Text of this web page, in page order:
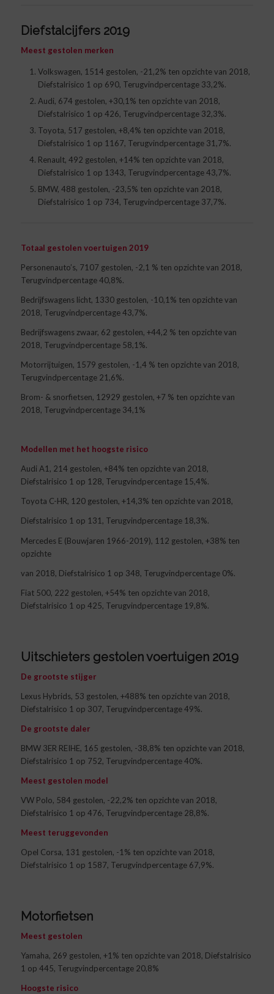
Diefstalcijfers 2019
Meest gestolen merken
Volkswagen, 1514 gestolen, -21,2% ten opzichte van 2018,
Diefstalrisico 1 op 690, Terugvindpercentage 33,2%.
Audi, 674 gestolen, +30,1% ten opzichte van 2018,
Diefstalrisico 1 op 426, Terugvindpercentage 32,3%.
Toyota, 517 gestolen, +8,4% ten opzichte van 2018,
Diefstalrisico 1 op 1167, Terugvindpercentage 31,7%.
Renault, 492 gestolen, +14% ten opzichte van 2018,
Diefstalrisico 1 op 1343, Terugvindpercentage 43,7%.
BMW, 488 gestolen, -23,5% ten opzichte van 2018,
Diefstalrisico 1 op 734, Terugvindpercentage 37,7%.
Totaal gestolen voertuigen 2019
Personenauto’s, 7107 gestolen, -2,1 % ten opzichte van 2018,
Terugvindpercentage 40,8%.
Bedrijfswagens licht, 1330 gestolen, -10,1% ten opzichte van
2018, Terugvindpercentage 43,7%.
Bedrijfswagens zwaar, 62 gestolen, +44,2 % ten opzichte van
2018, Terugvindpercentage 58,1%.
Motorrijtuigen, 1579 gestolen, -1,4 % ten opzichte van 2018,
Terugvindpercentage 21,6%.
Brom- & snorfietsen, 12929 gestolen, +7 % ten opzichte van
2018, Terugvindpercentage 34,1%
Modellen met het hoogste risico
Audi A1, 214 gestolen, +84% ten opzichte van 2018,
Diefstalrisico 1 op 128, Terugvindpercentage 15,4%.
Toyota C-HR, 120 gestolen, +14,3% ten opzichte van 2018,
Diefstalrisico 1 op 131, Terugvindpercentage 18,3%.
Mercedes E (Bouwjaren 1966-2019), 112 gestolen, +38% ten
opzichte
van 2018, Diefstalrisico 1 op 348, Terugvindpercentage 0%.
Fiat 500, 222 gestolen, +54% ten opzichte van 2018,
Diefstalrisico 1 op 425, Terugvindpercentage 19,8%.
Uitschieters gestolen voertuigen 2019
De grootste stijger
Lexus Hybrids, 53 gestolen, +488% ten opzichte van 2018,
Diefstalrisico 1 op 307, Terugvindpercentage 49%.
De grootste daler
BMW 3ER REIHE, 165 gestolen, -38,8% ten opzichte van 2018,
Diefstalrisico 1 op 752, Terugvindpercentage 40%.
Meest gestolen model
VW Polo, 584 gestolen, -22,2% ten opzichte van 2018,
Diefstalrisico 1 op 476, Terugvindpercentage 28,8%.
Meest teruggevonden
Opel Corsa, 131 gestolen, -1% ten opzichte van 2018,
Diefstalrisico 1 op 1587, Terugvindpercentage 67,9%.
Motorfietsen
Meest gestolen
Yamaha, 269 gestolen, +1% ten opzichte van 2018, Diefstalrisico
1 op 445, Terugvindpercentage 20,8%
Hoogste risico